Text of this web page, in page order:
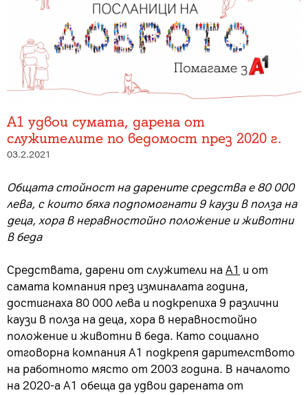
A1 удвои сумата, дарена от
служителите по ведомост през 2020 г.
03.2.2021
Общата стойност на дарените средства е 80 000
лева, с които бяха подпомогнати 9 каузи в полза на
деца, хора в неравностойно положение и животни
в беда
Средствата, дарени от служители на А1 и от
самата компания през изминалата година,
достигнаха 80 000 лева и подкрепиха 9 различни
каузи в полза на деца, хора в неравностойно
положение и животни в беда. Като социално
отговорна компания А1 подкрепя дарителството
на работното място от 2003 година. В началото
на 2020-а А1 обеща да удвои дарената от